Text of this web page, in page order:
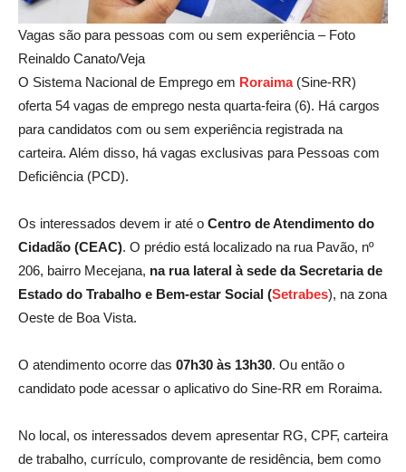
Vagas são para pessoas com ou sem experiência – Foto
Reinaldo Canato/Veja
O Sistema Nacional de Emprego em Roraima(Sine-RR)
oferta 54 vagas de emprego nesta quarta-feira (6). Há cargos
para candidatos com ou sem experiência registrada na
carteira. Além disso, há vagas exclusivas para Pessoas com
Deficiência (PCD).
Os interessados devem ir até o Centro de Atendimento do
Cidadão (CEAC). O prédio está localizado na rua Pavão, nº
206, bairro Mecejana, na rua lateral à sede da Secretaria de
Estado do Trabalho e Bem-estar Social (Setrabes), na zona
Oeste de Boa Vista.
O atendimento ocorre das 07h30 às 13h30. Ou então o
candidato pode acessar o aplicativo do Sine-RR em Roraima.
No local, os interessados devem apresentar RG, CPF, carteira
de trabalho, currículo, comprovante de residência, bem como